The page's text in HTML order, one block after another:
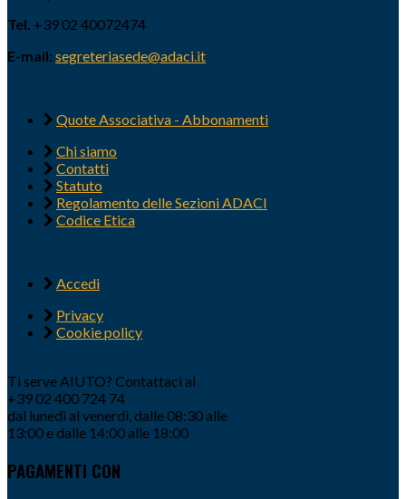
Tel. +39 02 40072474
E-mail: segreteriasede@adaci.it
Quote Associativa - Abbonamenti
Chi siamo
Contatti
Statuto
Regolamento delle Sezioni ADACI
Codice Etica
Accedi
Privacy
Cookie policy
Ti serve AIUTO? Contattaci al
+39 02 400 724 74
dal lunedì al venerdì, dalle 08:30 alle
13:00 e dalle 14:00 alle 18:00
PAGAMENTI CON